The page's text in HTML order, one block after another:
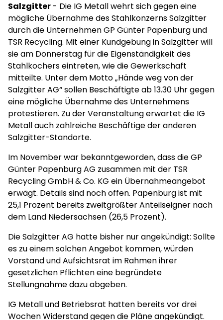
Salzgitter - Die IG Metall wehrt sich gegen eine
mögliche Übernahme des Stahlkonzerns Salzgitter
durch die Unternehmen GP Günter Papenburg und
TSR Recycling. Mit einer Kundgebung in Salzgitter will
sie am Donnerstag für die Eigenständigkeit des
Stahlkochers eintreten, wie die Gewerkschaft
mitteilte. Unter dem Motto „Hände weg von der
Salzgitter AG“ sollen Beschäftigte ab 13.30 Uhr gegen
eine mögliche Übernahme des Unternehmens
protestieren. Zu der Veranstaltung erwartet die IG
Metall auch zahlreiche Beschäftige der anderen
Salzgitter-Standorte.
Im November war bekanntgeworden, dass die GP
Günter Papenburg AG zusammen mit der TSR
Recycling GmbH & Co. KG ein Übernahmeangebot
erwägt. Details sind noch offen. Papenburg ist mit
25,1 Prozent bereits zweitgrößter Anteilseigner nach
dem Land Niedersachsen (26,5 Prozent).
Die Salzgitter AG hatte bisher nur angekündigt: Sollte
es zu einem solchen Angebot kommen, würden
Vorstand und Aufsichtsrat im Rahmen ihrer
gesetzlichen Pflichten eine begründete
Stellungnahme dazu abgeben.
IG Metall und Betriebsrat hatten bereits vor drei
Wochen Widerstand gegen die Pläne angekündigt.